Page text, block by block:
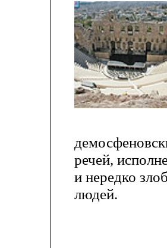
речей,
и нередко
людей.